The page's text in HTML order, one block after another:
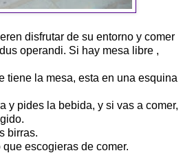
disfrutar de su entorno y comer
operandi. Si hay mesa libre ,
tiene la mesa, esta en una esquina
y pides la bebida, y si vas a comer,
birras.
escogieras de comer.